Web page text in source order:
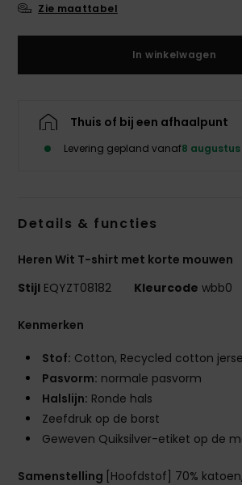
Zie maattabel
In winkelwagen
Thuis of bij een afhaalpunt
Levering gepland vanaf8 augustus
Details & functies
Heren Wit T-shirt met korte mouwen
Stijl EQYZT08182 Kleurcode wbb0
Kenmerken
Stof: Cotton, Recycled cotton
Pasvorm: normale pasvorm
Halslijn: Ronde hals
Zeefdruk op de borst
Geweven Quiksilver-etiket op de
Samenstelling [Hoofdstof] 70%